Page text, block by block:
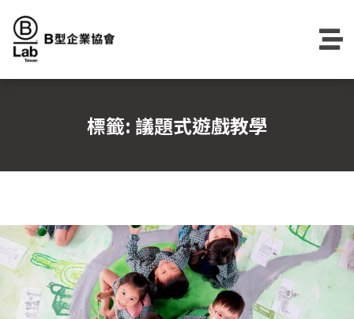
content
標籤: 議題式遊戲教學